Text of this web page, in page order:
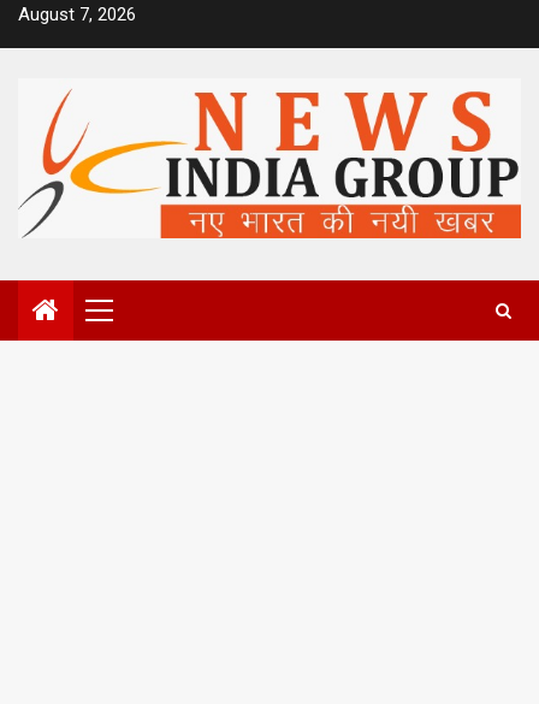
SkipAugust 7, 2026
Primary
Menu